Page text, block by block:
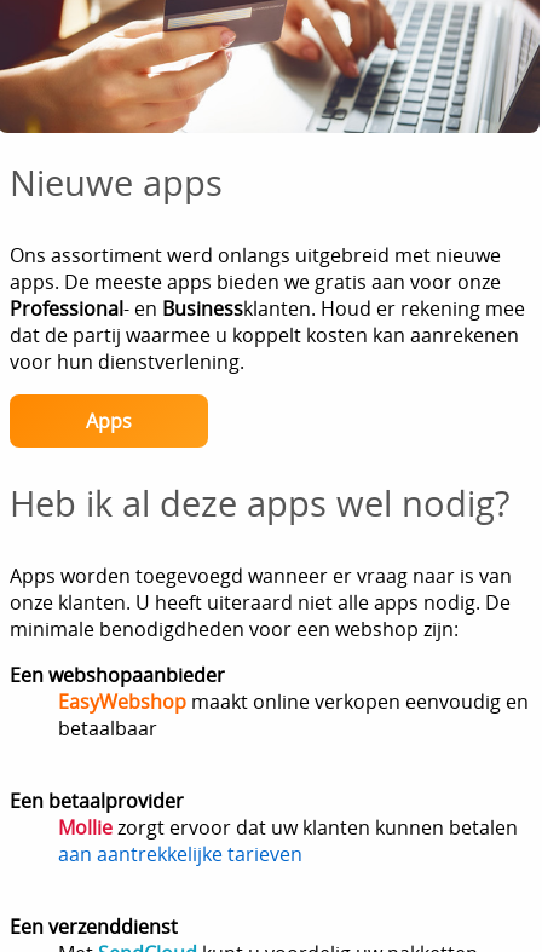
Nieuwe apps
Ons assortiment werd onlangs uitgebreid met nieuwe
apps. De meeste apps bieden we gratis aan voor onze
Professional- en Businessklanten. Houd er rekening mee
dat de partij waarmee u koppelt kosten kan aanrekenen
voor hun dienstverlening.
Apps
Heb ik al deze apps wel nodig?
Apps worden toegevoegd wanneer er vraag naar is van
onze klanten. U heeft uiteraard niet alle apps nodig. De
minimale benodigdheden voor een webshop zijn:
Een webshopaanbieder
EasyWebshop maakt online verkopen eenvoudig en
betaalbaar
Een betaalprovider
Molliezorgt ervoor dat uw klanten kunnen betalen
aan aantrekkelijke tarieven
Een verzenddienst